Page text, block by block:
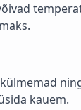
kauem.